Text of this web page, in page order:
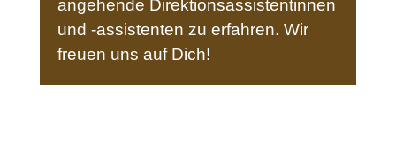
angehende Direktionsassistentinnen
und -assistenten zu erfahren. Wir
freuen uns auf Dich!